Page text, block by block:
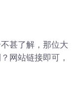
甚了解，那位大
网站链接即可，